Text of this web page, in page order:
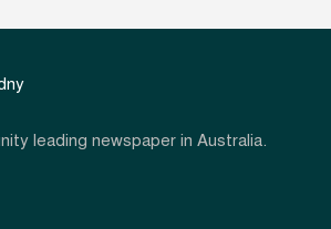
leading newspaper in Australia.